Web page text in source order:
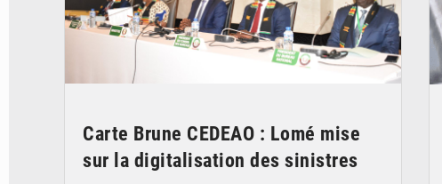
Carte Brune CEDEAO : Lomé mise
sur la digitalisation des sinistres